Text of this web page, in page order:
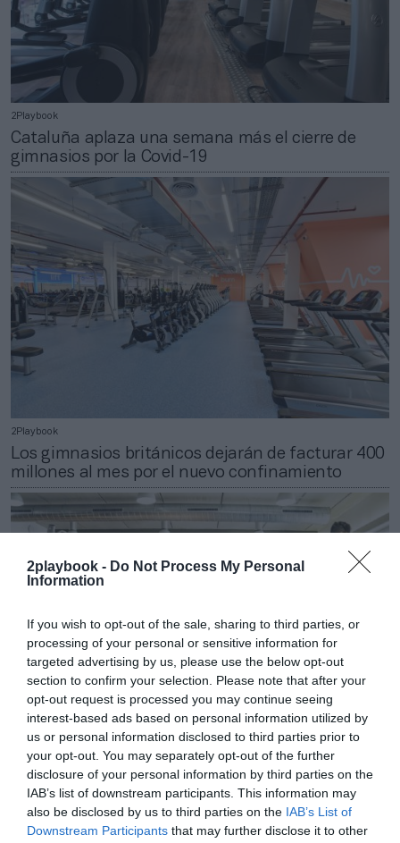
2playbook - Do Not Process My Personal
Information
If you wish to opt-out of the sale, sharing to third parties, or
processing of your personal or sensitive information for
targeted advertising by us, please use the below opt-out
section to confirm your selection. Please note that after your
opt-out request is processed you may continue seeing
interest-based ads based on personal information utilized by
us or personal information disclosed to third parties prior to
your opt-out. You may separately opt-out of the further
disclosure of your personal information by third parties on the
IAB’s list of downstream participants. This information may
also be disclosed by us to third parties on the IAB’s List of
Downstream Participants that may further disclose it to other
2Playbook
Cataluña aplaza una semana más el cierre de
gimnasios por la Covid-19
2Playbook
Los gimnasios británicos dejarán de facturar 400
millones al mes por el nuevo confinamiento
Los gimnasios fían al trinomio salud, ocio y
deporte la recuperación del sector tras la Covid-
19